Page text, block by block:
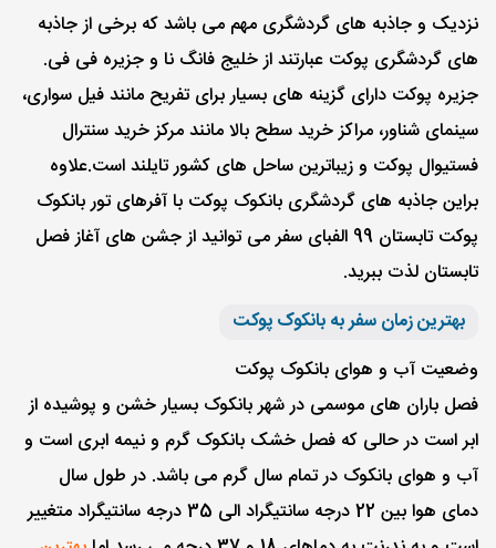
نزدیک و جاذبه های گردشگری مهم می باشد که برخی از جاذبه
های گردشگری پوکت عبارتند از خلیج فانگ نا و جزیره فی فی.
جزیره پوکت دارای گزینه های بسیار برای تفریح مانند فیل سواری،
سینمای شناور، مراکز خرید سطح بالا مانند مرکز خرید سنترال
فستیوال پوکت و زیباترین ساحل های کشور تایلند است.علاوه
براین جاذبه های گردشگری بانکوک پوکت با آفرهای تور بانکوک
پوکت تابستان 99 الفبای سفر می توانید از جشن های آغاز فصل
تابستان لذت ببرید.
بهترین زمان سفر به بانکوک پوکت
وضعیت آب و هوای بانکوک پوکت
فصل باران های موسمی در شهر بانکوک بسیار خشن و پوشیده از
ابر است در حالی که فصل خشک بانکوک گرم و نیمه ابری است و
آب و هوای بانکوک در تمام سال گرم می باشد. در طول سال
دمای هوا بین 22 درجه سانتیگراد الی 35 درجه سانتیگراد متغییر